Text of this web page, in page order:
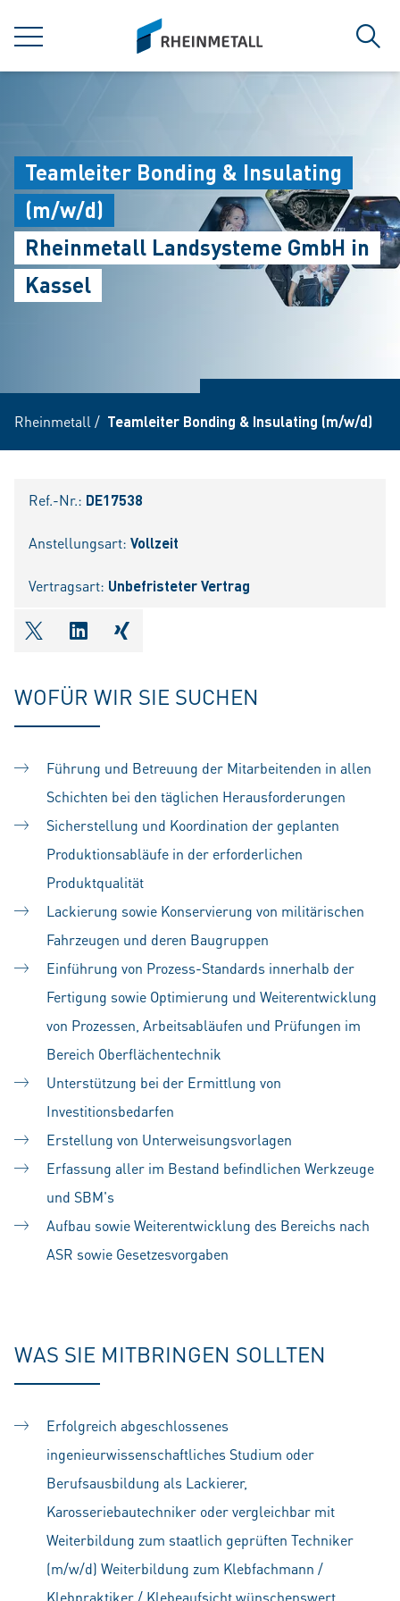
MENÜ
siteLogo
Teamleiter Bonding & Insulating
(m/w/d)
Rheinmetall Landsysteme GmbH in
Kassel
Rheinmetall / Teamleiter Bonding & Insulating (m/w/d)
Ref.-Nr.: DE17538
Anstellungsart: Vollzeit
Vertragsart: Unbefristeter Vertrag
shareOntwitter
shareOnlinkedIn
shareOnxing
WOFÜR WIR SIE SUCHEN
Führung und Betreuung der Mitarbeitenden in allen
Schichten bei den täglichen Herausforderungen
Sicherstellung und Koordination der geplanten
Produktionsabläufe in der erforderlichen
Produktqualität
Lackierung sowie Konservierung von militärischen
Fahrzeugen und deren Baugruppen
Einführung von Prozess-Standards innerhalb der
Fertigung sowie Optimierung und Weiterentwicklung
von Prozessen, Arbeitsabläufen und Prüfungen im
Bereich Oberflächentechnik
Unterstützung bei der Ermittlung von
Investitionsbedarfen
Erstellung von Unterweisungsvorlagen
Erfassung aller im Bestand befindlichen Werkzeuge
und SBM's
Aufbau sowie Weiterentwicklung des Bereichs nach
ASR sowie Gesetzesvorgaben
WAS SIE MITBRINGEN SOLLTEN
Erfolgreich abgeschlossenes
ingenieurwissenschaftliches Studium oder
Berufsausbildung als Lackierer,
Karosseriebautechniker oder vergleichbar mit
Weiterbildung zum staatlich geprüften Techniker
(m/w/d) Weiterbildung zum Klebfachmann /
Klebpraktiker / Klebeaufsicht wünschenswert